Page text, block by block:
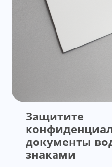
Защитите
документы
знаками